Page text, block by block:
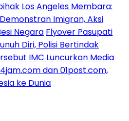
Los Angeles Membara:
Imigran, Aksi
Negara Flyover Pasupati
Diri, Polisi Bertindak
IMC Luncurkan Media
dan 01post.com,
ke Dunia